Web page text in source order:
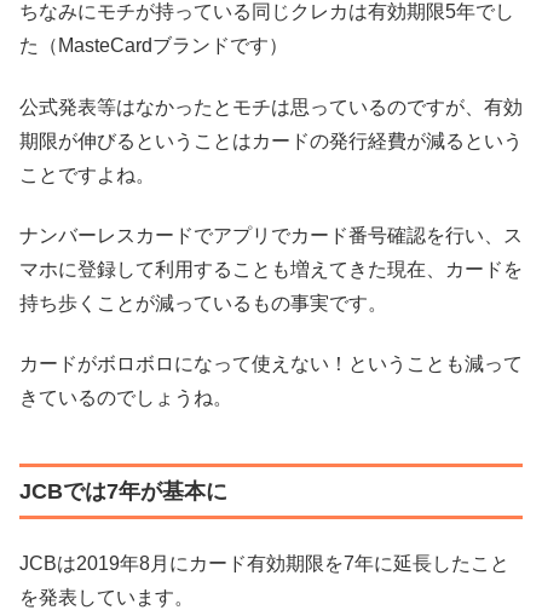
ちなみにモチが持っている同じクレカは有効期限5年でし
た（MasteCardブランドです）
公式発表等はなかったとモチは思っているのですが、有効
期限が伸びるということはカードの発行経費が減るという
ことですよね。
ナンバーレスカードでアプリでカード番号確認を行い、ス
マホに登録して利用することも増えてきた現在、カードを
持ち歩くことが減っているもの事実です。
カードがボロボロになって使えない！ということも減って
きているのでしょうね。
JCBでは7年が基本に
JCBは2019年8月にカード有効期限を7年に延長したこと
を発表しています。